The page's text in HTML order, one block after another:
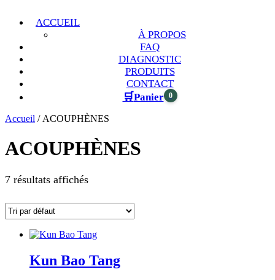
ACCUEIL
À PROPOS
FAQ
DIAGNOSTIC
PRODUITS
CONTACT
🛒Panier 0
Accueil / ACOUPHÈNES
ACOUPHÈNES
7 résultats affichés
Kun Bao Tang